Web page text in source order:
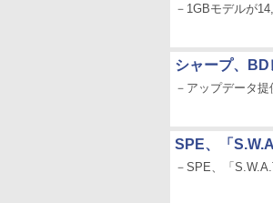
－1GBモデルが
シャープ、
－アップデータ
SPE、「
－SPE、「